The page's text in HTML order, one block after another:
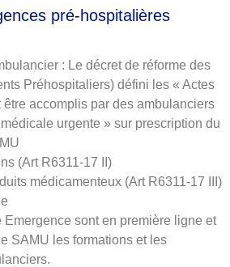
pré-hospitalières
: Le décret de réforme des
Préhospitaliers) défini les « Actes
accomplis par des ambulanciers
urgente » sur prescription du
(Art R6311-17 II)
médicamenteux (Art R6311-17 III)
Emergence sont en première ligne et
SAMU les formations et les